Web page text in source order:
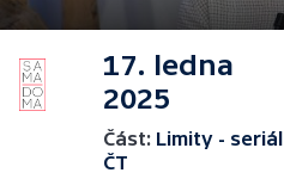
17. ledna
2025
Část: Limity - seriál
ČT